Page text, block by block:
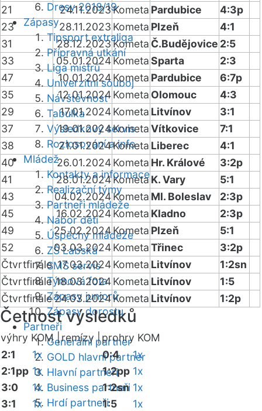
Dresy 2018/19
Zápasy
Tipsport extraliga
Přípravná utkání
Liga mistrů
Univerzitní souboj
Návštěvnost
Tabulka
Výsledkový servis
Rozlosování a info
Mládež
Kontakty a informace
Realizační týmy
Partneři mládeže
Nábor dětí
Úspěchy mládeže
ZŠ Labská
SMS servis
Týmová fota
Zápasy juniorů
Zápasy dorostu
Partneři
Generální partner
GOLD hlavní partner
Hlavní partneři
Business partneři
Hrdí partneři
21
24.11.2023Kometa Pardubice
4:3p
23
28.11.2023 Kometa Plzeň
4:1
31
28.12.2023Kometa Č.Budějovice 2:5
33
05.01.2024KometaSparta
2:3
47
10.01.2024Kometa Pardubice
6:7p
35
12.01.2024Kometa Olomouc
4:3
29
17.01.2024Kometa Litvínov
3:1
37
19.01.2024KometaVítkovice
7:1
38
21.01.2024Kometa Liberec
4:1
40
26.01.2024Kometa Hr. Králové
3:2p
41
28.01.2024KometaK. Vary
5:1
43
04.02.2024Kometa Ml. Boleslav
2:3p
45
16.02.2024Kometa Kladno
2:3p
49
25.02.2024Kometa Plzeň
5:1
52
03.03.2024KometaTřinec
3:2p
Čtvrtfinále 17.03.2024Kometa Litvínov
1:2sn
Čtvrtfinále 18.03.2024Kometa Litvínov
1:5
Čtvrtfinále24.03.2024Kometa Litvínov 1:2p
Četnost výsledků
výhry KOM |remízy |prohry KOM
2:1
1x
2:1pp 1x
3:0
1x
3:1
1x
0:4
1x
1:2pp 1x
1:2sn 1x
1:5
1x